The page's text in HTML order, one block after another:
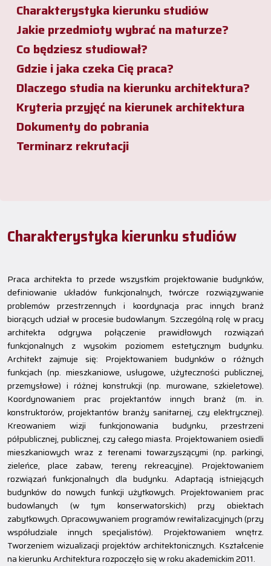
Charakterystyka kierunku studiów
Jakie przedmioty wybrać na maturze?
Co będziesz studiował?
Gdzie i jaka czeka Cię praca?
Dlaczego studia na kierunku architektura?
Kryteria przyjęć na kierunek architektura
Dokumenty do pobrania
Terminarz rekrutacji
Charakterystyka kierunku studiów
Praca architekta to przede wszystkim projektowanie budynków,
definiowanie układów funkcjonalnych, twórcze rozwiązywanie
problemów przestrzennych i koordynacja prac innych branż
biorących udział w procesie budowlanym. Szczególną rolę w pracy
architekta odgrywa połączenie prawidłowych rozwiązań
funkcjonalnych z wysokim poziomem estetycznym budynku.
Architekt zajmuje się: Projektowaniem budynków o różnych
funkcjach (np. mieszkaniowe, usługowe, użyteczności publicznej,
przemysłowe) i różnej konstrukcji (np. murowane, szkieletowe).
Koordynowaniem prac projektantów innych branż (m. in.
konstruktorów, projektantów branży sanitarnej, czy elektrycznej).
Kreowaniem wizji funkcjonowania budynku, przestrzeni
półpublicznej, publicznej, czy całego miasta. Projektowaniem osiedli
mieszkaniowych wraz z terenami towarzyszącymi (np. parkingi,
zieleńce, place zabaw, tereny rekreacyjne). Projektowaniem
rozwiązań funkcjonalnych dla budynku. Adaptacją istniejących
budynków do nowych funkcji użytkowych. Projektowaniem prac
budowlanych (w tym konserwatorskich) przy obiektach
zabytkowych. Opracowywaniem programów rewitalizacyjnych (przy
współudziale innych specjalistów). Projektowaniem wnętrz.
Tworzeniem wizualizacji projektów architektonicznych. Kształcenie
na kierunku Architektura rozpoczęło się w roku akademickim 2011.